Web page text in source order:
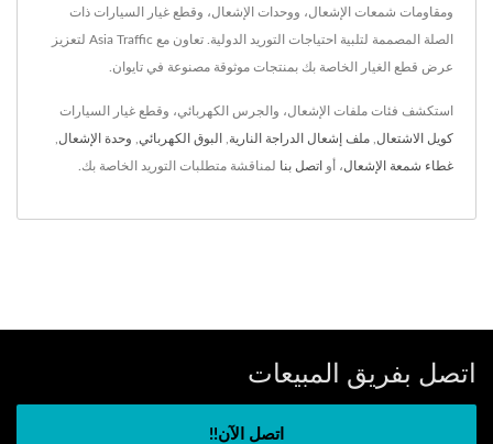
ومقاومات شمعات الإشعال، ووحدات الإشعال، وقطع غيار السيارات ذات
الصلة المصممة لتلبية احتياجات التوريد الدولية. تعاون مع Asia Traffic لتعزيز
عرض قطع الغيار الخاصة بك بمنتجات موثوقة مصنوعة في تايوان.
استكشف فئات ملفات الإشعال، والجرس الكهربائي، وقطع غيار السيارات
كويل الاشتعال ملف إشعال الدراجة النارية البوق الكهربائي وحدة الإشعال
غطاء شمعة الإشعال، أو اتصل بنا لمناقشة متطلبات التوريد الخاصة بك.
اتصل بفريق المبيعات
اتصل الآن!!